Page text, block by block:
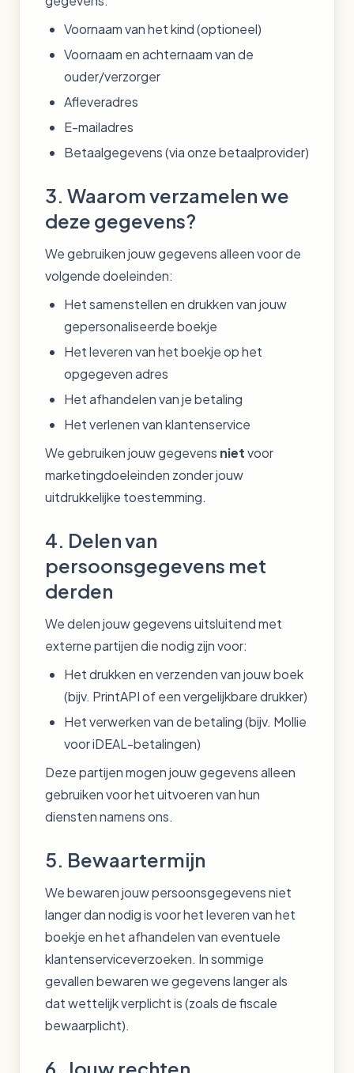
Voornaam van het kind (optioneel)
Voornaam en achternaam van de
ouder/verzorger
Afleveradres
E-mailadres
Betaalgegevens (via onze betaalprovider)
3. Waarom verzamelen we
deze gegevens?
We gebruiken jouw gegevens alleen voor de
volgende doeleinden:
Het samenstellen en drukken van jouw
gepersonaliseerde boekje
Het leveren van het boekje op het
opgegeven adres
Het afhandelen van je betaling
Het verlenen van klantenservice
We gebruiken jouw gegevens nietvoor
marketingdoeleinden zonder jouw
uitdrukkelijke toestemming.
4. Delen van
persoonsgegevens met
derden
We delen jouw gegevens uitsluitend met
externe partijen die nodig zijn voor:
Het drukken en verzenden van jouw boek
(bijv. PrintAPI of een vergelijkbare drukker)
Het verwerken van de betaling (bijv. Mollie
voor iDEAL-betalingen)
Deze partijen mogen jouw gegevens alleen
gebruiken voor het uitvoeren van hun
diensten namens ons.
5. Bewaartermijn
We bewaren jouw persoonsgegevens niet
langer dan nodig is voor het leveren van het
boekje en het afhandelen van eventuele
klantenserviceverzoeken. In sommige
gevallen bewaren we gegevens langer als
dat wettelijk verplicht is (zoals de fiscale
bewaarplicht).
6. Jouw rechten